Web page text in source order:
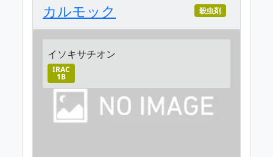
カルモック 殺虫剤
イソキサチオン
IRAC
1B